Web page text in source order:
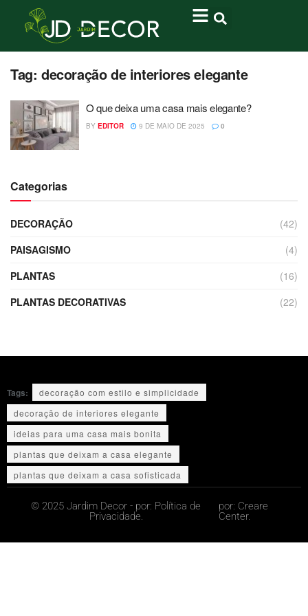
Tag: decoração de interiores elegante
O que deixa uma casa mais elegante?
BY EDITOR 9 DE MAIO DE 2025 0
Categorias
DECORAÇÃO
(42)
PAISAGISMO
(4)
PLANTAS
(16)
PLANTAS DECORATIVAS
(22)
Tags:
decoração com estilo e simplicidade
decoração de interiores elegante
ideias para uma casa mais bonita
plantas que deixam a casa elegante
plantas que deixam a casa sofisticada
© 2025 Jardim Decor - por: Política de
Privacidade.
por: Creare
Center.